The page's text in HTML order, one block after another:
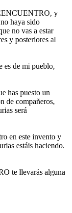
y
haya sido
no vas a estar
y posteriores al
es de mi pueblo,
has puesto un
de compañeros,
será
en este invento y
estáis haciendo.
te llevarás alguna